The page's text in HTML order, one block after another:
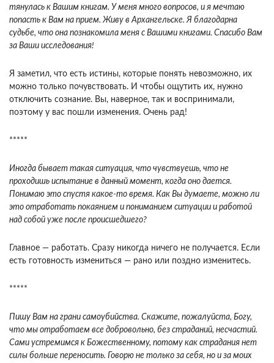
тянулась к Вашим книгам. У меня много вопро­сов, и я мечтаю
попасть к Вам на прием. Живу в Архангельске. Я благодарна
судьбе, что она познакомила меня с Вашими книгами. Спасибо Вам
за Ваши исследования!
Я заметил, что есть истины, которые понять невозможно, их
можно только почувствовать. И чтобы ощутить их, нужно
отключить сознание. Вы, наверное, так и воспринимали,
поэтому у вас пошли изменения. Очень рад!
*****
Иногда бывает такая ситуация, что чувству­ешь, что не
проходишь испытание в данный мо­мент, когда оно дается.
Понимаю это спустя какое-то время. Как Вы думаете, можно ли
это отработать покаянием и пониманием ситуации и работой
над собой уже после происшедшего?
Главное — работать. Сразу никогда ничего не получается. Если
есть готовность изменить­ся — рано или поздно изменитесь.
*****
Пишу Вам на грани самоубийства. Скажите, пожалуйста, Богу,
что мы отработаем все доб­ровольно, без страданий, несчастий.
Сами устремимся к Божественному, потому как стра­дания нет
силы больше переносить. Говорю не только за себя, но и за моих